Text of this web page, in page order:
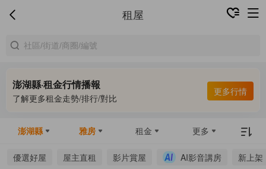
租屋
澎湖縣·租金行情播報
了解更多租金走勢/排行/對比
更多行情
澎湖縣 雅房 租金 更多
優選好屋 屋主直租 影片賞屋 AI影音講房 新上架